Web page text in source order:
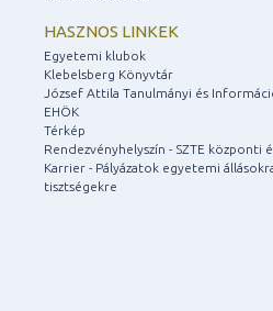
HASZNOS LINKEK
Egyetemi klubok
Klebelsberg Könyvtár
József Attila Tanulmányi és
EHÖK
Térkép
Rendezvényhelyszín - SZTE központi
Karrier - Pályázatok egyetemi
tisztségekre